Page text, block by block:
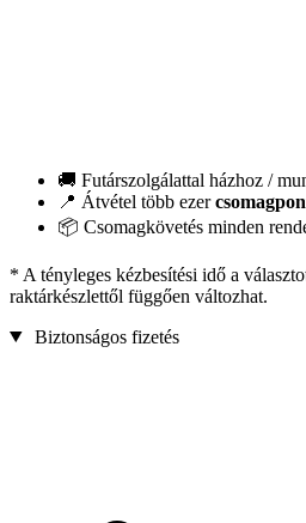
🚚 Futárszolgálattal házhoz /
📍 Átvétel több ezer
📦 Csomagkövetés minden
* A tényleges kézbesítési idő a
raktárkészlettől függően változhat.
Biztonságos fizetés